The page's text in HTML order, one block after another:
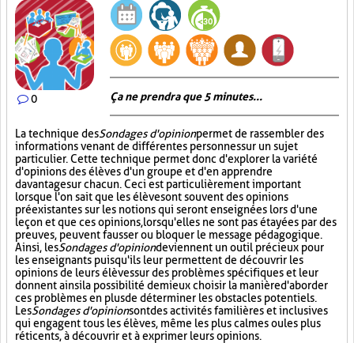
0 Ça ne prendra que 5 minutes...
La technique desSondages d'opinionpermet de rassembler des
informations venant de différentes personnes sur un sujet
particulier. Cette technique permet donc d'explorer la variété
d'opinions des élèves d'un groupe et d'en apprendre
davantage sur chacun. Ceci est particulièrement important
lorsque l'on sait que les élèves ont souvent des opinions
préexistantes sur les notions qui seront enseignées lors d'une
leçon et que ces opinions, lorsqu'elles ne sont pas étayées par des
preuves, peuvent fausser ou bloquer le message pédagogique.
Ainsi, lesSondages d'opiniondeviennent un outil précieux pour
les enseignants puisqu'ils leur permettent de découvrir les
opinions de leurs élèves sur des problèmes spécifiques et leur
donnent ainsi la possibilité de mieux choisir la manière d'aborder
ces problèmes en plus de déterminer les obstacles potentiels.
LesSondages d'opinionsont des activités familières et inclusives
qui engagent tous les élèves, même les plus calmes ou les plus
réticents, à découvrir et à exprimer leurs opinions.